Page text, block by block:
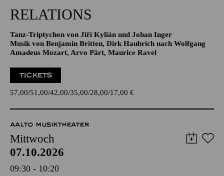
18:00 - 20:00
RELATIONS
Musik von Benjamin Britten, Dirk Haubrich nach Wolfgang
Amadeus Mozart, Arvo Pärt, Maurice Ravel
57,00 51,00 42,00 35,00
AALTO MUSIKTHEATER
Mittwoch